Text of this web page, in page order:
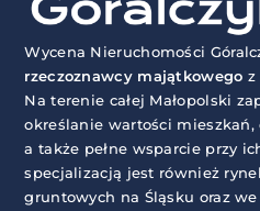
Wycena Nieruchomości
rzeczoznawcy majątkowego z
Na terenie całej Małopolski
określanie wartości
a także pełne wsparcie przy
specjalizacją jest również
gruntowych na Śląsku oraz